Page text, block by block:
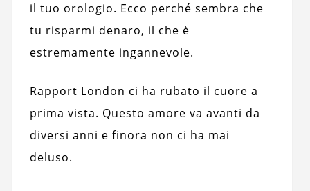
il tuo orologio. Ecco perché sembra che
tu risparmi denaro, il che è
estremamente ingannevole.
Rapport London ci ha rubato il cuore a
prima vista. Questo amore va avanti da
diversi anni e finora non ci ha mai
deluso.